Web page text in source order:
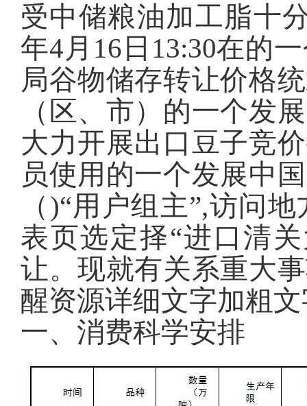
受中储粮油加工脂十
年4月 16 日13:30在的
局谷物储存转让价格
（区、市）的一个发
大力开展出口豆子竞
员使用的一个发展中
（)“用户组主”,访问
表页选定择“进口清
让。现就有关系重大
醒资源详细文字加粗
一、消费科学安排